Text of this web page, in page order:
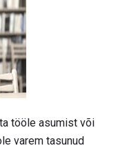
tööle asumist või
varem tasunud